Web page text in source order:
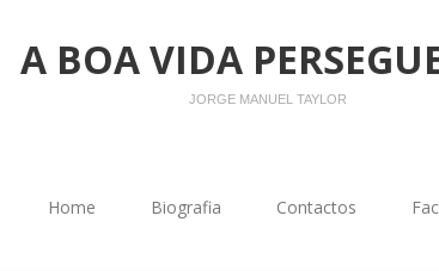
A BOA VIDA
JORGE MANUEL TAYLOR
Home Biografia Contactos